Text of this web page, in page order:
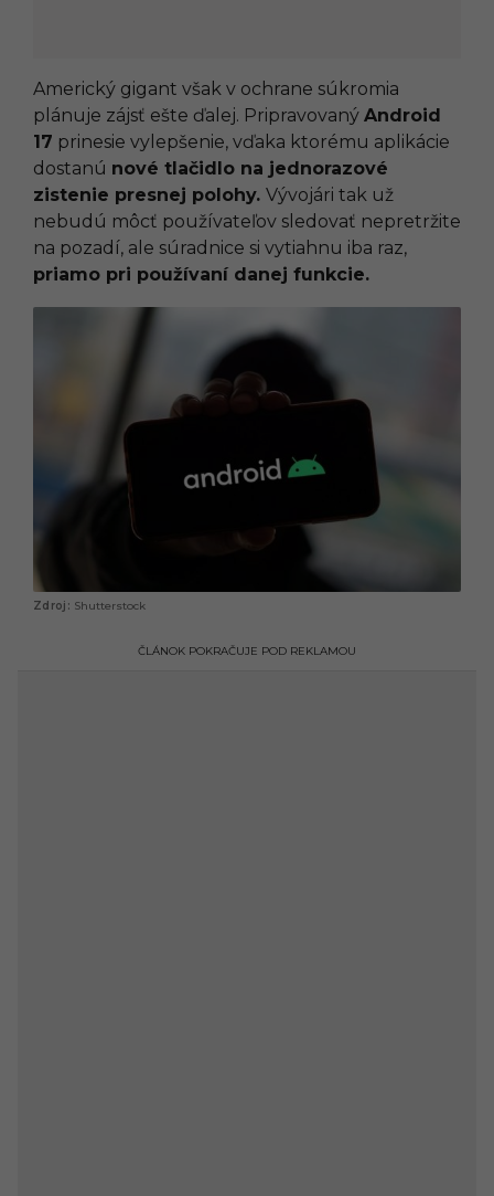
Americký gigant však v ochrane súkromia
plánuje zájsť ešte ďalej. Pripravovaný Android
17 prinesie vylepšenie, vďaka ktorému aplikácie
dostanú nové tlačidlo na jednorazové
zistenie presnej polohy. Vývojári tak už
nebudú môcť používateľov sledovať nepretržite
na pozadí, ale súradnice si vytiahnu iba raz,
priamo pri používaní danej funkcie.
Shutterstock
ČLÁNOK POKRAČUJE POD REKLAMOU